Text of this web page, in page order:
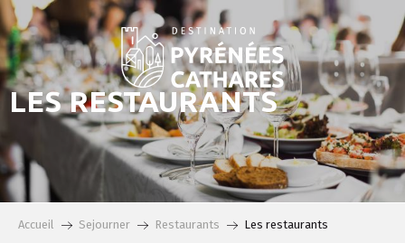
Aller
au
contenu
principal
LES RESTAURANTS
Accueil Sejourner Restaurants Les restaurants